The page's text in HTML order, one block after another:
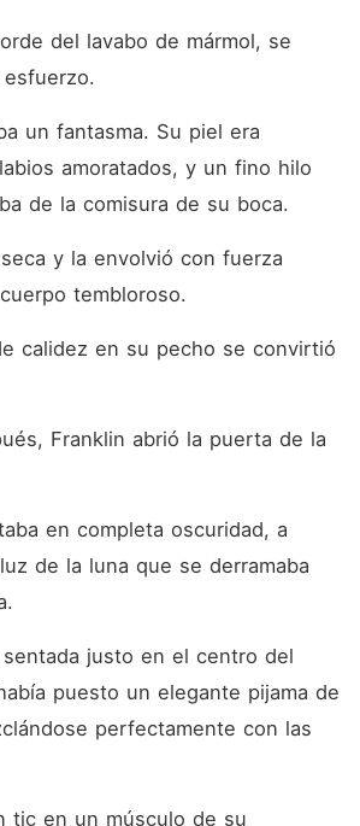
del lavabo de mármol, se
un fantasma. Su piel era
amoratados, y un fino hilo
de la comisura de su boca.
y la envolvió con fuerza
tembloroso.
calidez en su pecho se convirtió
Franklin abrió la puerta de la
en completa oscuridad, a
de la luna que se derramaba
justo en el centro del
puesto un elegante pijama de
perfectamente con las
tic en un músculo de su